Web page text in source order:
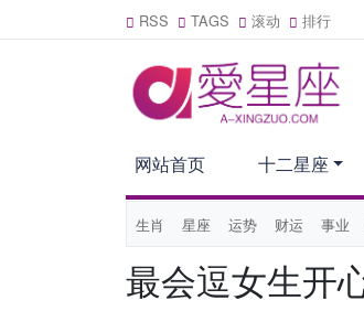
RSS TAGS 滚动 排行
网站首页
生肖 星座 运势 财运 事业
十二星座
最会逗女生开